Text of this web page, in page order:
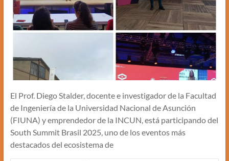
El Prof. Diego Stalder, docente e investigador de la Facultad
de Ingeniería de la Universidad Nacional de Asunción
(FIUNA) y emprendedor de la INCUN, está participando del
South Summit Brasil 2025, uno de los eventos más
destacados del ecosistema de